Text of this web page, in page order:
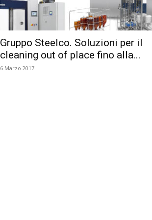
Gruppo Steelco. Soluzioni per il
cleaning out of place fino alla...
6 Marzo 2017